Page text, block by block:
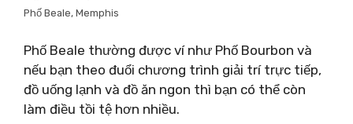
Phố Beale, Memphis
Phố Beale thường được ví như Phố Bourbon và
nếu bạn theo đuổi chương trình giải trí trực tiếp,
đồ uống lạnh và đồ ăn ngon thì bạn có thể còn
làm điều tồi tệ hơn nhiều.